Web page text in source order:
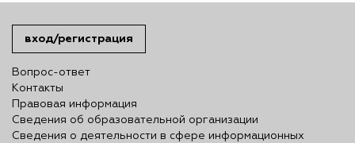
вход/регистрация
Вопрос-ответ
Контакты
Правовая информация
Сведения об образовательной организации
Сведения о деятельности в сфере информационных